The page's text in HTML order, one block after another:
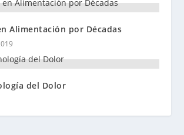
Alimentación por Décadas
del Dolor